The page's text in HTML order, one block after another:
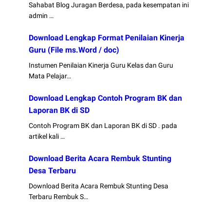
Sahabat Blog Juragan Berdesa, pada kesempatan ini
admin …
Download Lengkap Format Penilaian Kinerja
Guru (File ms.Word / doc)
Instumen Penilaian Kinerja Guru Kelas dan Guru
Mata Pelajar…
Download Lengkap Contoh Program BK dan
Laporan BK di SD
Contoh Program BK dan Laporan BK di SD . pada
artikel kali …
Download Berita Acara Rembuk Stunting
Desa Terbaru
Download Berita Acara Rembuk Stunting Desa
Terbaru Rembuk S…